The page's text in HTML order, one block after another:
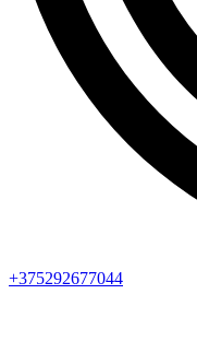
+375292677044